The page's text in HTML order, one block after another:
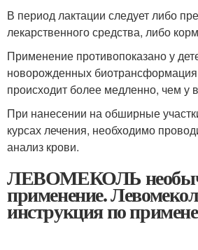
В период лактации следует либо
лекарственного средства, либо
Применение противопоказано у
новорожденных
происходит более медленно, чем у
При нанесении на обширные
курсах лечения, необходимо
анализ крови.
ЛЕВОМЕКОЛЬ
применение.
инструкция по